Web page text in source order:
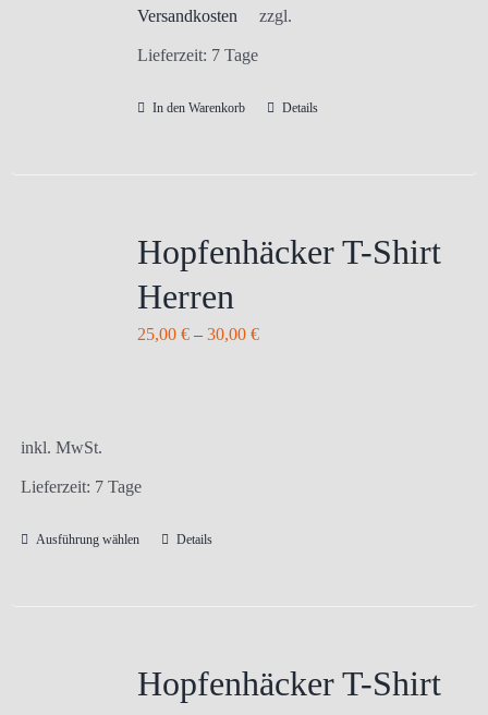
zzgl.
Versandkosten
Lieferzeit: 7 Tage
In den Warenkorb Details
Hopfenhäcker T-Shirt
Herren
25,00 €– 30,00 €
inkl. MwSt.
Lieferzeit: 7 Tage
Ausführung wählen
Dieses
auf.
Details
Hopfenhäcker T-Shirt